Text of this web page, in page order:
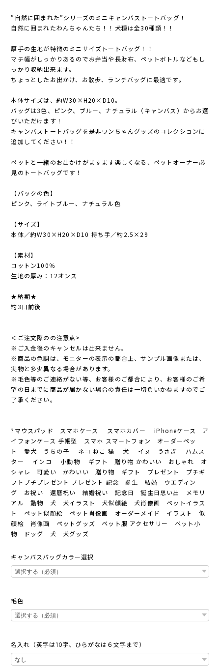
”自然に囲まれた”シリーズのミニキャンバストートバッグ！
自然に囲まれたわんちゃんたち！！犬種は全30種類！！
厚手の生地が特徴のミニサイズトートバッグ！！
マチ幅がしっかりあるのでお弁当や長財布、ペットボトルなどもし
っかり収納出来ます。
ちょっとしたお出かけ、お散歩、ランチバッグに最適です。
本体サイズは、約W30×H20×D10。
バッグは3色、ピンク、ブルー、ナチュラル（キャンバス）からお選
びいただけます！
キャンバストートバッグを是非ワンちゃんグッズのコレクションに
追加してください！！
ペットと一緒のお出かけがますます楽しくなる、ペットオーナー必
見のトートバッグです！
【バックの色】
ピンク、ライトブルー、ナチュラル色
【サイズ】
本体／約W30×H20×D10 持ち手／約2.5×29
【素材】
コットン100％
生地の厚み：12オンス
★納期★
約3日前後
＜ご注文際のの注意点>
※ご入金後のキャンセルは出来ません。
※商品の色調は、モニターの表示の都合上、サンプル画像または、
実物と多少異なる場合があります。
※毛色等のご連絡がない等、お客様のご都合により、お客様のご希
望の日までに商品が届かない場合の責任は一切負いかねますのでご
了承ください。
?マウスパッド スマホケース スマホカバー iPhoneケース ア
イフォンケース 手帳型 スマホ スマートフォン オーダーペッ
ト 愛犬 うちの子 ネコ ねこ 猫 犬 イヌ うさぎ ハムス
ター インコ 小動物 ギフト 贈り物 かわいい おしゃれ オ
シャレ 可愛い かわいい 贈り物 ギフト プレゼント プチギ
フトプチプレゼント プレゼント 記念 誕生 結婚 ウエディン
グ お祝い 還暦祝い 結婚祝い 記念日 誕生日思い出 メモリ
アル 動物 犬 犬イラスト 犬似顔絵 犬肖像画 ペットイラス
ト ペット似顔絵 ペット肖像画 オーダーメイド イラスト 似
顔絵 肖像画 ペットグッズ ペット服 アクセサリー ペット小
物 ドッグ 犬 犬グッズ
キャンバスバッグカラー選択
毛色
名入れ（英字は10字、ひらがなは６文字まで）